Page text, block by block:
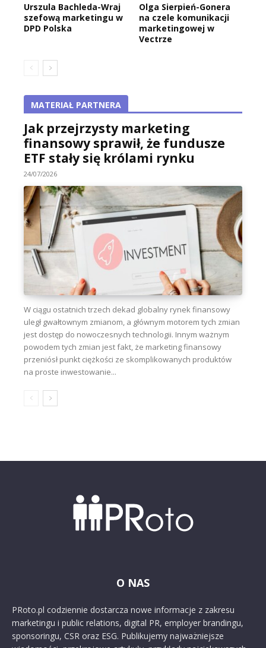
Urszula Bachleda-Wraj
szefową marketingu w
DPD Polska
Olga Sierpień-Gonera
na czele komunikacji
marketingowej w
Vectrze
MATERIAŁ PARTNERA
Jak przejrzysty marketing
finansowy sprawił, że fundusze
ETF stały się królami rynku
24/07/2026
W ciągu ostatnich trzech dekad globalny rynek finansowy
uległ gwałtownym zmianom, a głównym motorem tych zmian
jest dostęp do nowoczesnych technologii. Innym ważnym
powodem tych zmian jest fakt, że marketing finansowy
przeniósł punkt ciężkości ze skomplikowanych produktów
na proste inwestowanie...
O NAS
PRoto.pl codziennie dostarcza nowe informacje z zakresu
marketingu i public relations, digital PR, employer brandingu,
sponsoringu, CSR oraz ESG. Publikujemy najważniejsze